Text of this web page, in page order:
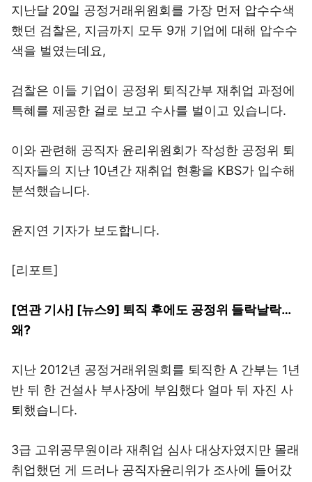
지난달 20일 공정거래위원회를 가장 먼저 압수수색
했던 검찰은, 지금까지 모두 9개 기업에 대해 압수수
색을 벌였는데요,
검찰은 이들 기업이 공정위 퇴직간부 재취업 과정에
특혜를 제공한 걸로 보고 수사를 벌이고 있습니다.
이와 관련해 공직자 윤리위원회가 작성한 공정위 퇴
직자들의 지난 10년간 재취업 현황을 KBS가 입수해
분석했습니다.
윤지연 기자가 보도합니다.
[리포트]
[연관 기사] [뉴스9] 퇴직 후에도 공정위 들락날락…
왜?
지난 2012년 공정거래위원회를 퇴직한 A 간부는 1년
반 뒤 한 건설사 부사장에 부임했다 얼마 뒤 자진 사
퇴했습니다.
3급 고위공무원이라 재취업 심사 대상자였지만 몰래
취업했던 게 드러나 공직자윤리위가 조사에 들어갔